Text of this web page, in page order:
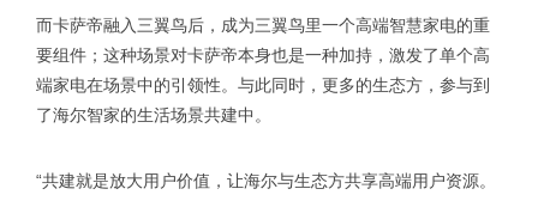
而卡萨帝融入三翼鸟后，成为三翼鸟里一个高端智慧家电的重
要组件；这种场景对卡萨帝本身也是一种加持，激发了单个高
端家电在场景中的引领性。与此同时，更多的生态方，参与到
了海尔智家的生活场景共建中。
“共建就是放大用户价值，让海尔与生态方共享高端用户资源。